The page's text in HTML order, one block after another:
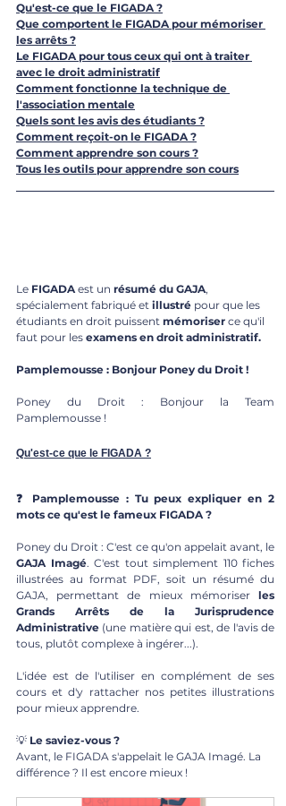
Qu'est-ce que le FIGADA ?
Que comportent le FIGADA pour mémoriser
les arrêts ?
Le FIGADA pour tous ceux qui ont à traiter
avec le droit administratif
Comment fonctionne la technique de
l'association mentale
Quels sont les avis des étudiants ?
Comment reçoit-on le FIGADA ?
Comment apprendre son cours ?
Tous les outils pour apprendre son cours
Le FIGADA est un résumé du GAJA,
spécialement fabriqué et illustré pour que les
étudiants en droit puissent mémoriser ce qu'il
faut pour les examens en droit administratif.
Pamplemousse : Bonjour Poney du Droit !
Poney du Droit : Bonjour la Team
Pamplemousse !
Qu'est-ce que le FIGADA ?
❓ Pamplemousse : Tu peux expliquer en 2
mots ce qu'est le fameux FIGADA ?
GAJA Imagé. C'est tout simplement 110 fiches
illustrées au format PDF, soit un résumé du
GAJA, permettant de mieux mémoriser les
Grands Arrêts de la Jurisprudence
Administrative (une matière qui est, de l'avis de
tous, plutôt complexe à ingérer...).
L'idée est de l'utiliser en complément de ses
cours et d'y rattacher nos petites illustrations
pour mieux apprendre.
💡 Le saviez-vous ?
Avant, le FIGADA s'appelait le GAJA Imagé. La
différence ? Il est encore mieux !